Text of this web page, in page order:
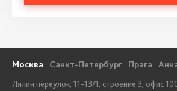
Москва Санкт-Петербург Прага
Лялин переулок, 11-13/1, строение 3, офис